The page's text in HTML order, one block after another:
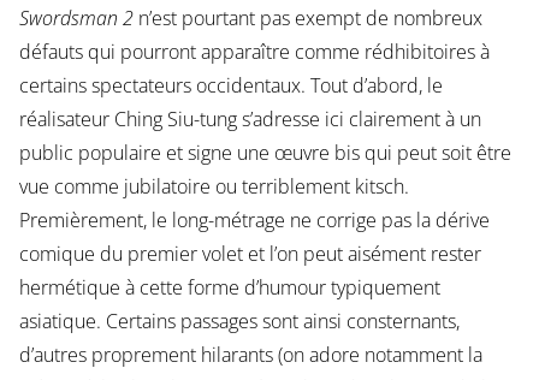
Swordsman 2n’est pourtant pas exempt de nombreux
défauts qui pourront apparaître comme rédhibitoires à
certains spectateurs occidentaux. Tout d’abord, le
réalisateur Ching Siu-tung s’adresse ici clairement à un
public populaire et signe une œuvre bis qui peut soit être
vue comme jubilatoire ou terriblement kitsch.
Premièrement, le long-métrage ne corrige pas la dérive
comique du premier volet et l’on peut aisément rester
hermétique à cette forme d’humour typiquement
asiatique. Certains passages sont ainsi consternants,
d’autres proprement hilarants (on adore notamment la